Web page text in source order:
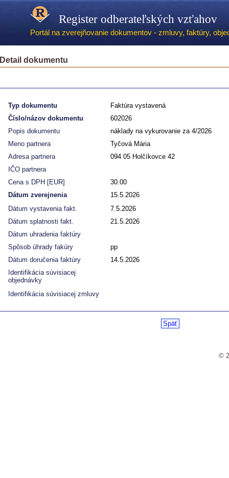
Register odberateľských vzťahov
Portál na zverejňovanie dokumentov - zmluvy, faktúry,
Detail dokumentu
Typ dokumentu
Faktúra vystavená
Číslo/názov dokumentu
602026
Popis dokumentu
náklady na vykurovanie za 4/2026
Meno partnera
Tyčová Mária
Adresa partnera
094 05 Holčíkovce 42
IČO partnera
Cena s DPH [EUR]
30.00
Dátum zverejnenia
15.5.2026
Dátum vystavenia fakt.
7.5.2026
Dátum splatnosti fakt.
21.5.2026
Dátum uhradenia faktúry
Spôsob úhrady fakúry
pp
Dátum doručenia faktúry
14.5.2026
Identifikácia súvisiacej
objednávky
Identifikácia súvisiacej zmluvy
Späť
©